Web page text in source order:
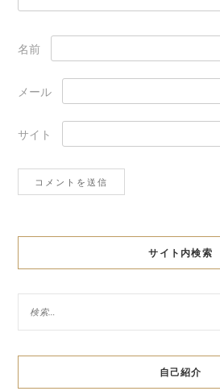
名前
メール
サイト
サイト内検索
自己紹介